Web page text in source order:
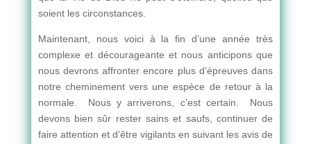
soient les circonstances.
Maintenant, nous voici à la fin d’une année très
complexe et décourageante et nous anticipons que
nous devrons affronter encore plus d’épreuves dans
notre cheminement vers une espèce de retour à la
normale. Nous y arriverons, c’est certain. Nous
devons bien sûr rester sains et saufs, continuer de
faire attention et d’être vigilants en suivant les avis de